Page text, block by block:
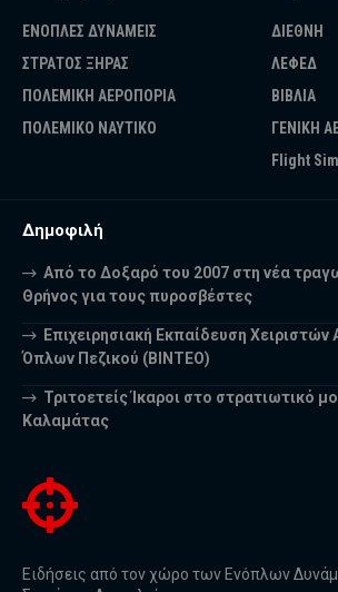
ΕΝΟΠΛΕΣ ΔΥΝΑΜΕΙΣ
ΣΤΡΑΤΟΣ ΞΗΡΑΣ
ΠΟΛΕΜΙΚΗ ΑΕΡΟΠΟΡΙΑ
ΠΟΛΕΜΙΚΟ ΝΑΥΤΙΚΟ
ΔΙΕΘΝΗ
ΛΕΦΕΔ
ΒΙΒΛΙΑ
ΓΕΝΙΚΗ
Flight Sim
Δημοφιλή
Από το Δοξαρό του 2007 στη νέα
Θρήνος για τους πυροσβέστες
Επιχειρησιακή Εκπαίδευση Χειριστών
Όπλων Πεζικού (ΒΙΝΤΕΟ)
Τριτοετείς Ίκαροι στο στρατιωτικό
Καλαμάτας
Ειδήσεις από τον χώρο των Ενόπλων